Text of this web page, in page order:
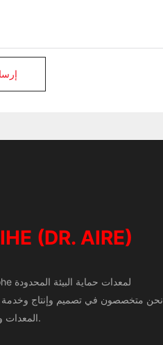
(DR. AIRE)
شركة دونغقوان Ruizhaohe لمعدات حماية البيئة المحدودة
نحن متخصصون في تصميم وإنتاج وخدمة ما
المعدات ومعدات معالجة غاز العادم.